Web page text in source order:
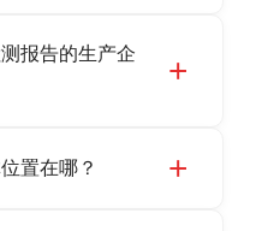
图纸深化设计、现货
服务，主营
报告的生产企
均配有正规第三方检测
置在哪？